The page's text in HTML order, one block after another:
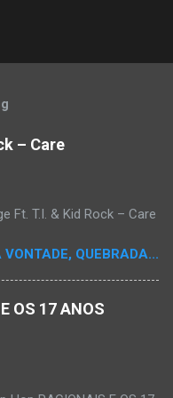
– Care
Ft. T.I. & Kid Rock – Care
VONTADE, QUEBRADA...
OS 17 ANOS